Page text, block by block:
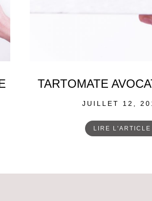
TARTOMATE
POSTED
JUILLET 12,
LIRE L'ARTICLE